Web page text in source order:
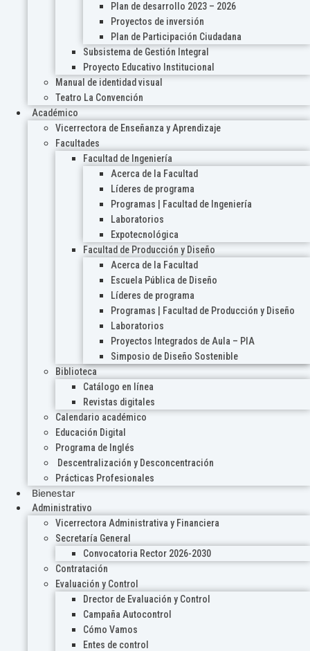
Plan de desarrollo 2023 – 2026
Proyectos de inversión
Plan de Participación Ciudadana
Subsistema de Gestión Integral
Proyecto Educativo Institucional
Manual de identidad visual
Teatro La Convención
Académico
Vicerrectora de Enseñanza y Aprendizaje
Facultades
Facultad de Ingeniería
Acerca de la Facultad
Líderes de programa
Programas | Facultad de Ingeniería
Laboratorios
Expotecnológica
Facultad de Producción y Diseño
Acerca de la Facultad
Escuela Pública de Diseño
Líderes de programa
Programas | Facultad de Producción y Diseño
Laboratorios
Proyectos Integrados de Aula – PIA
Simposio de Diseño Sostenible
Biblioteca
Catálogo en línea
Revistas digitales
Calendario académico
Educación Digital
Programa de Inglés
Descentralización y Desconcentración
Prácticas Profesionales
Bienestar
Administrativo
Vicerrectora Administrativa y Financiera
Secretaría General
Convocatoria Rector 2026-2030
Contratación
Evaluación y Control
Drector de Evaluación y Control
Campaña Autocontrol
Cómo Vamos
Entes de control